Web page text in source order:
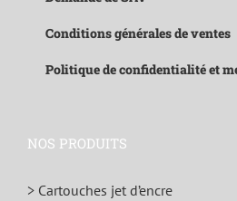
Conditions générales de ventes
Politique de confidentialité et
NOS PRODUITS
> Cartouches jet d’encre